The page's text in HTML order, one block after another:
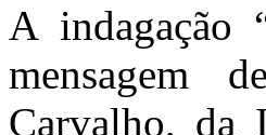
A indagação
mensagem
Carvalho, da